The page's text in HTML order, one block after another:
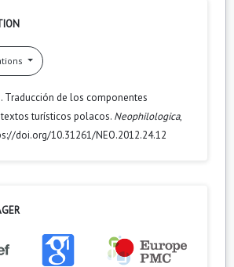
Traducción de los componentes
turísticos polacos. Neophilologica,
doi.org/10.31261/NEO.2012.24.12